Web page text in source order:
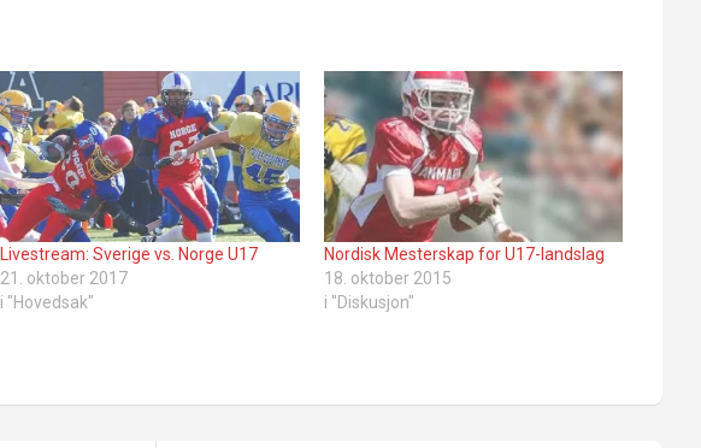
Livestream: Sverige vs. Norge U17
21. oktober 2017
i "Hovedsak"
Nordisk Mesterskap for U17-landslag
18. oktober 2015
i "Diskusjon"